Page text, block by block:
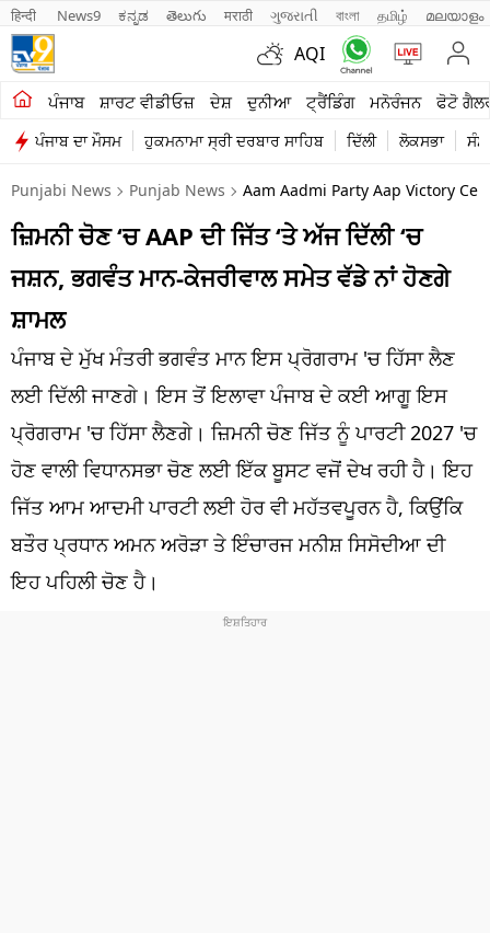
हिन्दी News9 ಕನ್ನಡ తెలుగు मराठी ગુજરાતી বাংলা தமிழ் മലയാളം
AQI
ਪੰਜਾਬ ਸ਼ਾਰਟ ਵੀਡੀਓਜ਼ ਦੇਸ਼ ਦੁਨੀਆ ਟ੍ਰੈਂਡਿੰਗ ਮਨੋਰੰਜਨ ਫੋਟੋ
ਪੰਜਾਬ ਦਾ ਮੌਸਮ ਹੁਕਮਨਾਮਾ ਸ੍ਰੀ ਦਰਬਾਰ ਸਾਹਿਬ ਦਿੱਲੀ ਲੋਕਸਭਾ
ਖੇਤੀਬਾੜੀ
ਸ਼ਾਰਟ ਵੀਡੀਓਜ਼
ਕਾਰੋਬਾਰ
ਕਰਿਅਰ
ਮਨੋਰੰਜਨ
ਦੇਸ਼
ਲਾਈਫ ਸਟਾਈਲ
ਪੰਜਾਬ
ਧਰਮ
ਖੇਡਾਂ
Punjabi News Punjab News Aam Aadmi Party Aap Victory
ਜ਼ਿਮਨੀ ਚੋਣ ‘ਚ AAP ਦੀ ਜਿੱਤ ‘ਤੇ ਅੱਜ ਦਿੱਲੀ ‘ਚ
ਜਸ਼ਨ, ਭਗਵੰਤ ਮਾਨ-ਕੇਜਰੀਵਾਲ ਸਮੇਤ ਵੱਡੇ ਨਾਂ ਹੋਣਗੇ
ਸ਼ਾਮਲ
ਪੰਜਾਬ ਦੇ ਮੁੱਖ ਮੰਤਰੀ ਭਗਵੰਤ ਮਾਨ ਇਸ ਪ੍ਰੋਗਰਾਮ 'ਚ ਹਿੱਸਾ ਲੈਣ
ਲਈ ਦਿੱਲੀ ਜਾਣਗੇ। ਇਸ ਤੋਂ ਇਲਾਵਾ ਪੰਜਾਬ ਦੇ ਕਈ ਆਗੂ ਇਸ
ਪ੍ਰੋਗਰਾਮ 'ਚ ਹਿੱਸਾ ਲੈਣਗੇ। ਜ਼ਿਮਨੀ ਚੋਣ ਜਿੱਤ ਨੂੰ ਪਾਰਟੀ 2027 'ਚ
ਹੋਣ ਵਾਲੀ ਵਿਧਾਨਸਭਾ ਚੋਣ ਲਈ ਇੱਕ ਬੂਸਟ ਵਜੋਂ ਦੇਖ ਰਹੀ ਹੈ। ਇਹ
ਜਿੱਤ ਆਮ ਆਦਮੀ ਪਾਰਟੀ ਲਈ ਹੋਰ ਵੀ ਮਹੱਤਵਪੂਰਨ ਹੈ, ਕਿਉਂਕਿ
ਬਤੌਰ ਪ੍ਰਧਾਨ ਅਮਨ ਅਰੋੜਾ ਤੇ ਇੰਚਾਰਜ ਮਨੀਸ਼ ਸਿਸੋਦੀਆ ਦੀ
ਇਹ ਪਹਿਲੀ ਚੋਣ ਹੈ।